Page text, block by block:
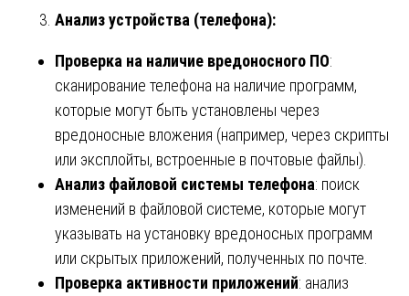
Анализ устройства (телефона):
Проверка на наличие вредоносного ПО:
сканирование телефона на наличие программ,
которые могут быть установлены через
вредоносные вложения (например, через скрипты
или эксплойты, встроенные в почтовые файлы).
Анализ файловой системы телефона: поиск
изменений в файловой системе, которые могут
указывать на установку вредоносных программ
или скрытых приложений, полученных по почте.
Проверка активности приложений: анализ